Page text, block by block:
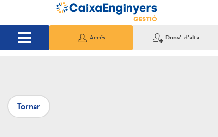
Salta al contingut principal
Accés Dona't d'alta
P
u
Tornar